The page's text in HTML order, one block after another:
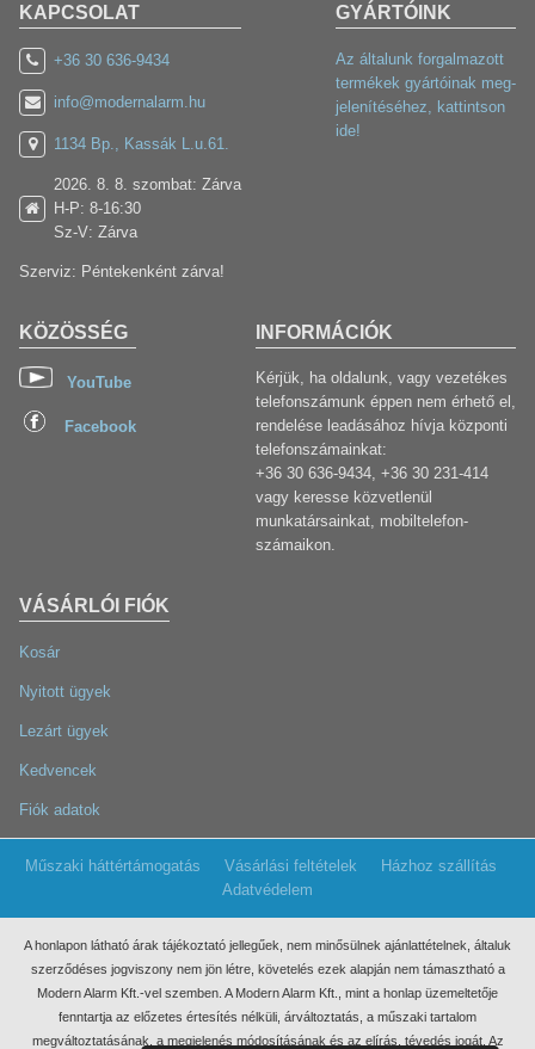
KAPCSOLAT
+36 30 636-9434
info@modernalarm.hu
1134 Bp., Kassák L.u.61.
2026. 8. 8. szombat: Zárva
H-P: 8-16:30
Sz-V: Zárva
Szerviz: Péntekenként zárva!
VÁSÁRLÓI FIÓK
Kosár
Nyitott ügyek
Lezárt ügyek
Kedvencek
Fiók adatok
KÖZÖSSÉG
YouTube
Facebook
INFORMÁCIÓK
Kérjük, ha oldalunk, vagy vezetékes
telefonszámunk éppen nem érhető el,
rendelése leadásához hívja központi
telefonszámainkat:
+36 30 636-9434, +36 30 231-414
vagy keresse közvetlenül
munkatársainkat, mobiltelefon-
számaikon.
GYÁRTÓINK
Az általunk forgalmazott
termékek gyártóinak meg-
jelenítéséhez, kattintson
ide!
Műszaki háttértámogatás Vásárlási feltételek
Házhoz szállítás
Adatvédelem
A honlapon látható árak tájékoztató jellegűek, nem minősülnek ajánlattételnek, általuk
szerződéses jogviszony nem jön létre, követelés ezek alapján nem támasztható a
Modern Alarm Kft.-vel szemben. A Modern Alarm Kft., mint a honlap üzemeltetője
fenntartja az előzetes értesítés nélküli, árváltoztatás, a műszaki tartalom
megváltoztatásának, a megjelenés módosításának és az elírás, tévedés jogát. Az